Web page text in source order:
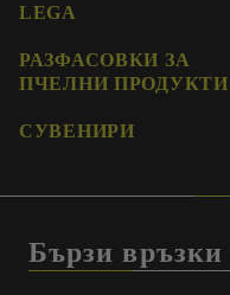
LEGA
РАЗФАСОВКИ ЗА
ПЧЕЛНИ ПРОДУКТИ
СУВЕНИРИ
Бързи връзки